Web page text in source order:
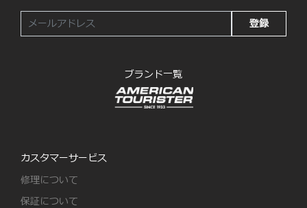
登録
ブランド一覧
カスタマーサービス
修理について
保証について